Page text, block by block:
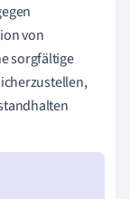
von
sorgfältige